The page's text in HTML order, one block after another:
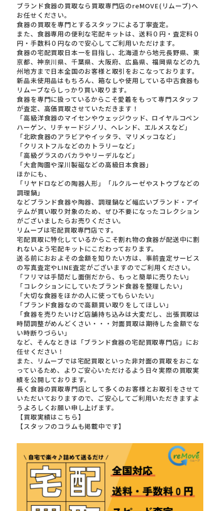
ブランド食器の買取なら買取専門店のreMOVE(リムーブ)へ
お任せください。
食器の買取を専門とするスタッフによる丁寧査定。
また、食器専用の便利な宅配キットは、送料０円・査定料０
円・手数料０円なので安心してご利用いただけます。
食器の宅配買取日本一を目指し、北海道から地元長野県、東
京都、神奈川県、千葉県、大阪府、広島県、福岡県などの九
州地方まで日本全国のお客様と取引をおこなっております。
新品未使用品はもちろん、箱なしや使用している中古食器も
リムーブならしっかり買い取ります。
食器を専門に扱っているからこそ愛着をもって専門スタッフ
が査定、高価買取させていただきます！
「高級洋食器のマイセンやウェッジウッド、ロイヤルコペン
ハーゲン、リチャードジノリ、ヘレンド、エルメスなど」
「北欧食器のアラビアやイッタラ、マリメッコなど」
「クリストフルなどのカトラリーなど」
「高級グラスのバカラやリーデルなど」
「大倉陶園や深川製磁などの高級日本食器」
ほかにも、
「リヤドロなどの陶器人形」「ルクルーゼやストウブなどの
調理鍋」
などブランド食器や陶器、調理鍋など幅広いブランド・アイ
テムが買い取り対象のため、ぜひ不要になったコレクション
がございましたらお売りください。
リムーブは宅配買取専門店です。
宅配買取に特化しているからこそ割れ物の食器が配送中に割
れないよう宅配キットにこだわっております。
送る前におおよその金額を知りたい方は、事前査定サービス
の写真査定やLINE査定がございますのでご利用ください。
「フリマは手間だし面倒だから、もっと簡単に売りたい」
「コレクションにしていたブランド食器を整理したい」
「大切な食器をほかの人に使ってもらいたい」
「ブランド食器なので高額買い取りをしてほしい」
「食器を売りたいけど店舗持ち込みは大変だし、出張買取は
時間調整がめんどくさい・・・対面買取は期待した金額でな
い時断りづらい」
など、そんなときは「ブランド食器の宅配買取専門店」にお
任せください！
また、リムーブでは宅配買取といった非対面の買取をおこな
っているため、よりご安心いただけるよう日々実際の買取実
績を公開しております。
長く食器の買取専門店として多くのお客様とお取引をさせて
いただいておりますので、ご安心してご利用いただきますよ
うよろしくお願い申し上げます。
【買取実績はこちら】
【スタッフのコラムも掲載中です】